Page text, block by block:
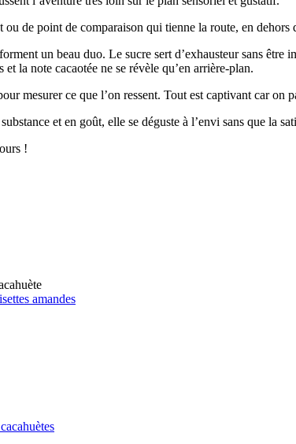
ou de point de comparaison qui tienne la route, en
un beau duo. Le sucre sert d’exhausteur sans
la note cacaotée ne se révèle qu’en arrière-plan.
mesurer ce que l’on ressent. Tout est captivant car on
et en goût, elle se déguste à l’envi sans que la
!